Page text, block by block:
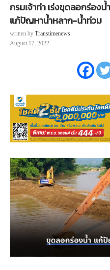
กรมเจ้าท่า เร่งขุดลอกร่อง
แก้ปัญหาน้ำหลาก-น้ำท่วม
written by Transtimenews
August 17, 2022